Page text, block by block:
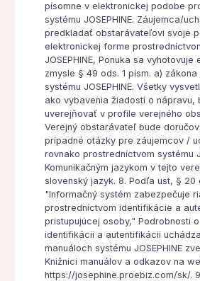
písomne v elektronickej podobe
systému JOSEPHINE. Záujemca/
predkladať obstarávateľovi svoje
elektronickej forme
JOSEPHINE, Ponuka sa
zmysle § 49 ods. 1 písm. a)
systému JOSEPHINE. Všetky
ako vybavenia žiadostí o nápravu,
uverejňovať v profile verejného
Verejný obstarávateľ bude
prípadné otázky pre záujemcov /
rovnako prostredníctvom systému
Komunikačným jazykom v tejto
slovenský jazyk. 8. Podľa ust, § 20
"Informačný systém zabezpečuje
prostredníctvom identifikácie a
pristupujúcej osoby," Podrobnosti
identifikácii a autentifikácii
manuáloch systému JOSEPHINE
Knižnici manuálov a odkazov na
https://josephine.proebiz.com/sk/.